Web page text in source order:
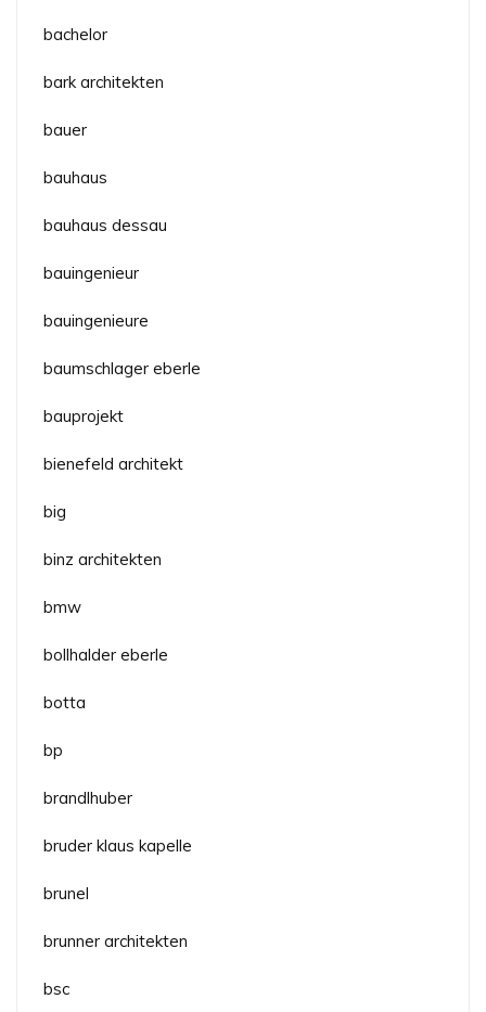
bachelor
bark architekten
bauer
bauhaus
bauhaus dessau
bauingenieur
bauingenieure
baumschlager eberle
bauprojekt
bienefeld architekt
big
binz architekten
bmw
bollhalder eberle
botta
bp
brandlhuber
bruder klaus kapelle
brunel
brunner architekten
bsc